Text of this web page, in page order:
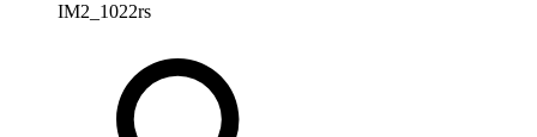
IM2_1022rs